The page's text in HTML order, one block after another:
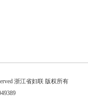
浙江省妇联 版权所有